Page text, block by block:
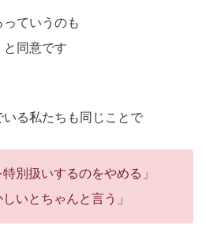
ていうのも
と同意です
る私たちも同じことで
別扱いするのをやめる」
いとちゃんと言う」